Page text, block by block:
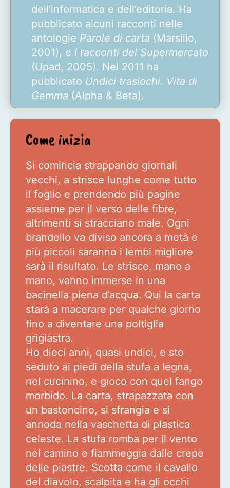
dell’informatica e dell’editoria. Ha
pubblicato alcuni racconti nelle
antologie Parole di carta (Marsilio,
2001), e I racconti del Supermercato
(Upad, 2005). Nel 2011 ha
pubblicato Undici traslochi. Vita di
Gemma (Alpha & Beta).
Come inizia
Si comincia strappando giornali
vecchi, a strisce lunghe come tutto
il foglio e prendendo più pagine
assieme per il verso delle fibre,
altrimenti si stracciano male. Ogni
brandello va diviso ancora a metà e
più piccoli saranno i lembi migliore
sarà il risultato. Le strisce, mano a
mano, vanno immerse in una
bacinella piena d’acqua. Qui la carta
starà a macerare per qualche giorno
fino a diventare una poltiglia
grigiastra.
Ho dieci anni, quasi undici, e sto
seduto ai piedi della stufa a legna,
nel cucinino, e gioco con quel fango
morbido. La carta, strapazzata con
un bastoncino, si sfrangia e si
annoda nella vaschetta di plastica
celeste. La stufa romba per il vento
nel camino e fiammeggia dalle crepe
delle piastre. Scotta come il cavallo
del diavolo, scalpita e ha gli occhi